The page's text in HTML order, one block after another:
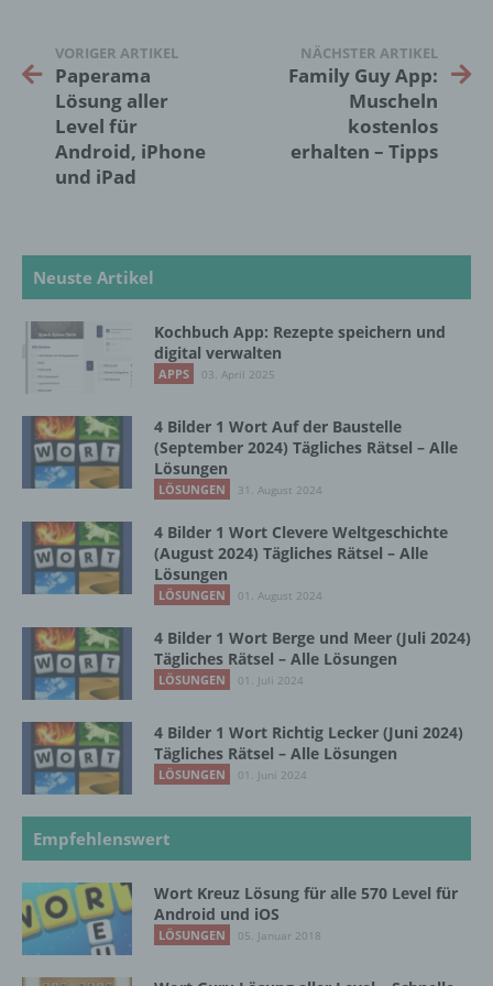
VORIGER ARTIKEL
Paperama
Lösung aller
Level für
Android, iPhone
und iPad
NÄCHSTER ARTIKEL
Family Guy App:
Muscheln
kostenlos
erhalten – Tipps
Neuste Artikel
Kochbuch App: Rezepte speichern und
digital verwalten
APPS 03. April 2025
4 Bilder 1 Wort Auf der Baustelle
(September 2024) Tägliches Rätsel – Alle
Lösungen
LÖSUNGEN 31. August 2024
4 Bilder 1 Wort Clevere Weltgeschichte
(August 2024) Tägliches Rätsel – Alle
Lösungen
LÖSUNGEN 01. August 2024
4 Bilder 1 Wort Berge und Meer (Juli 2024)
Tägliches Rätsel – Alle Lösungen
LÖSUNGEN 01. Juli 2024
4 Bilder 1 Wort Richtig Lecker (Juni 2024)
Tägliches Rätsel – Alle Lösungen
LÖSUNGEN 01. Juni 2024
Empfehlenswert
Wort Kreuz Lösung für alle 570 Level für
Android und iOS
LÖSUNGEN 05. Januar 2018
die Anpassung oder Veränderung, das
Auslesen, das Abfragen, die Verwendung,
die Offenlegung durch Übermittlung,
Verbreitung oder eine andere Form der
Bereitstellung, den Abgleich oder die
Verknüpfung, die Einschränkung, das
Löschen oder die Vernichtung.
d) Einschränkung der Verarbeitung
Einschränkung der Verarbeitung ist die
Markierung gespeicherter
personenbezogener Daten mit dem Ziel, ihre
künftige Verarbeitung einzuschränken.
e) Profiling
Profiling ist jede Art der automatisierten
Verarbeitung personenbezogener Daten, die
darin besteht, dass diese
personenbezogenen Daten verwendet
werden, um bestimmte persönliche Aspekte,
die sich auf eine natürliche Person beziehen,
zu bewerten, insbesondere, um Aspekte
bezüglich Arbeitsleistung, wirtschaftlicher
Lage, Gesundheit, persönlicher Vorlieben,
Interessen, Zuverlässigkeit, Verhalten,
natürlichen Person zu analysieren oder
vorherzusagen.
f) Pseudonymisierung
Pseudonymisierung ist die Verarbeitung
personenbezogener Daten in einer Weise,
auf welche die personenbezogenen Daten
ohne Hinzuziehung zusätzlicher
Informationen nicht mehr einer spezifischen